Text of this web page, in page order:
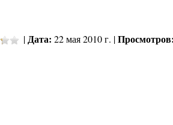
| Дата: 22 мая 2010 г. |